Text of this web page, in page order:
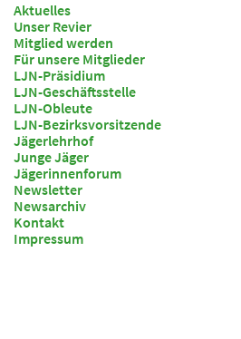
Aktuelles
Unser Revier
Mitglied werden
Für unsere Mitglieder
LJN-Präsidium
LJN-Geschäftsstelle
LJN-Obleute
LJN-Bezirksvorsitzende
Jägerlehrhof
Junge Jäger
Jägerinnenforum
Newsletter
Newsarchiv
Kontakt
Impressum